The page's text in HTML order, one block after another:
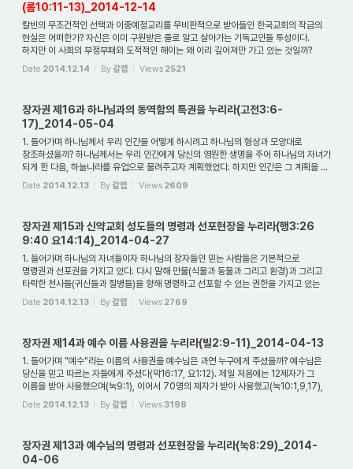
(롬10:11-13)_2014-12-14
칼빈의 무조건적인 선택과 이중예정교리를 무비판적으로 받아들인 한국교회의 작금의
현실은 어떠한가? 자신은 이미 구원받은 줄로 알고 살아가는 기독교인들 투성이다.
하지만 이 사회의 부정부패와 도적적인 해이는 왜 이리 깊어져만 가고 있는 것일까?
결국...
Date 2014.12.14 By갈렙 Views 2521
장자권 제16과 하나님과의 동역함의 특권을 누리라(고전3:6-
17)_2014-05-04
1. 들어가며 하나님께서 우리 인간을 어떻게 하시려고 하나님의 형상과 모양대로
창조하셨을까? 하나님께서는 우리 인간에게 당신의 영원한 생명을 주어 하나님의 자녀가
되게 한 다음, 하늘나라를 유업으로 물려주고자 계획했었다. 하지만 인간은 그 계획을 ...
Date 2014.12.13 By갈렙 Views 2609
장자권 제15과 신약교회 성도들의 명령과 선포현장을 누리라(행3:26
9:40 요14:14)_2014-04-27
1. 들어가며 하나님의 자녀들이자 하나님의 장자들인 믿는 사람들은 기본적으로
명령권과 선포권을 가지고 있다. 다시 말해 만물(식물과 동물과 그리고 환경)과 그리고
타락한 천사들(귀신들과 질병들)을 향해 명령하고 선포할 수 있는 권한을 가지고 있는
것...
Date 2014.12.13 By갈렙 Views 2769
장자권 제14과 예수 이름 사용권을 누리라(빌2:9-11)_2014-04-13
1. 들어가며 "예수"라는 이름의 사용권을 예수님은 과연 누구에게 주셨을까? 예수님은
당신을 믿고 따르는 자들에게 주셨다(막16:17, 요1:12). 제일 처음에는 12제자가 그
이름을 받아 사용했으며(눅9:1), 이어서 70명의 제자가 받아 사용했고(눅10:1,9,17),
...
Date 2014.12.13 By갈렙 Views3198
장자권 제13과 예수님의 명령과 선포현장을 누리라(눅8:29)_2014-
04-06